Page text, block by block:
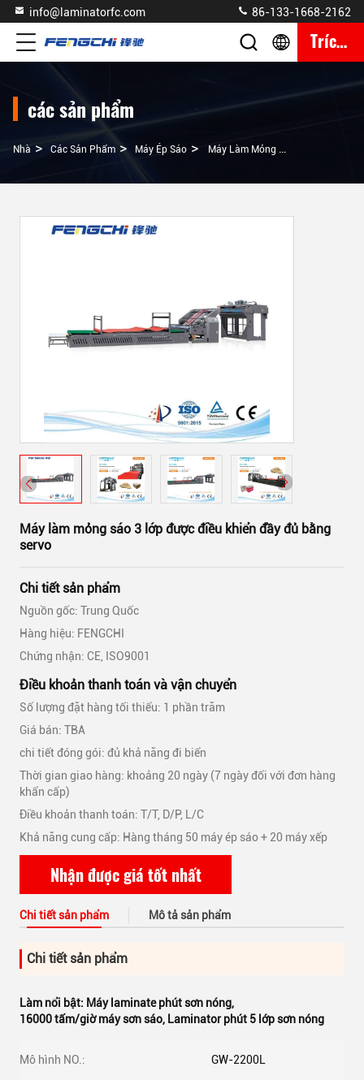
info@laminatorfc.com 86-133-1668-2162
Trích Dẫn
các sản phẩm
Nhà > Các Sản Phẩm > Máy Ép Sáo > Máy Làm Mỏng Sáo 3 Lớp Được Điều Khiển Đầy Đủ Bằng Servo
Máy làm mỏng sáo 3 lớp được điều khiển đầy đủ bằng
servo
Chi tiết sản phẩm
Nguồn gốc: Trung Quốc
Hàng hiệu: FENGCHI
Chứng nhận: CE, ISO9001
Điều khoản thanh toán và vận chuyển
Số lượng đặt hàng tối thiểu: 1 phần trăm
Giá bán: TBA
chi tiết đóng gói: đủ khả năng đi biển
Thời gian giao hàng: khoảng 20 ngày (7 ngày đối với đơn hàng
khẩn cấp)
Điều khoản thanh toán: T/T, D/P, L/C
Khả năng cung cấp: Hàng tháng 50 máy ép sáo + 20 máy xếp
Nhận được giá tốt nhất
Chi tiết sản phẩm Mô tả sản phẩm
Chi tiết sản phẩm
Làm nổi bật: Máy laminate phút sơn nóng,
16000 tấm/giờ máy sơn sáo, Laminator phút 5 lớp sơn nóng
Mô hình NO.: GW-2200L